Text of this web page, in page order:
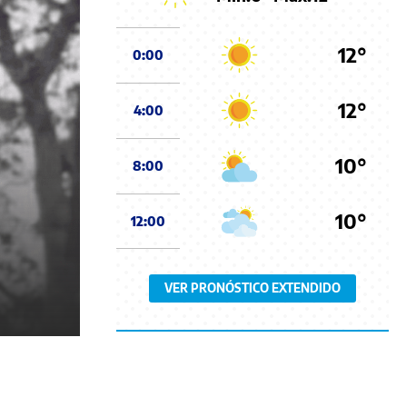
0:00 12°
4:00 12°
8:00 10°
12:00 10°
VER PRONÓSTICO EXTENDIDO